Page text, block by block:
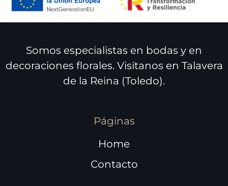
Somos especialistas en bodas y en
decoraciones florales. Visítanos en Talavera
de la Reina (Toledo).
Páginas
Home
Contacto